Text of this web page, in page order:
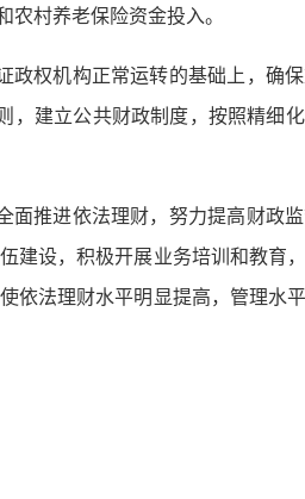
村养老保险资金投入。
权机构正常运转的基础上，确
，建立公共财政制度，按照精细
推进依法理财，努力提高财政
设，积极开展业务培训和教育
法理财水平明显提高，管理水